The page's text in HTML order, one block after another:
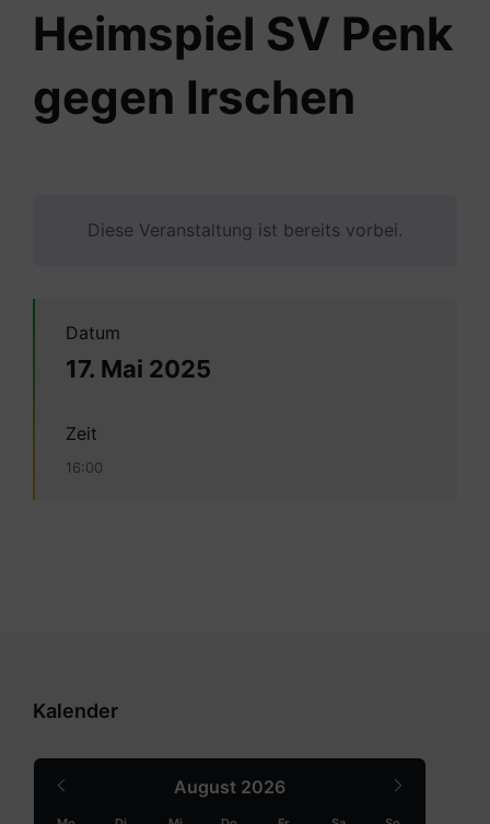
Heimspiel SV Penk
gegen Irschen
Diese Veranstaltung ist bereits vorbei.
Datum
17. Mai 2025
Zeit
16:00
Kalender
August 2026
Month